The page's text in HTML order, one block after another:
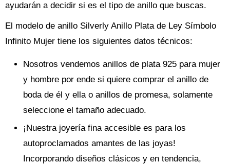
ayudarán a decidir si es el tipo de anillo que buscas.
El modelo de anillo Silverly Anillo Plata de Ley Símbolo
Infinito Mujer tiene los siguientes datos técnicos:
Nosotros vendemos anillos de plata 925 para mujer
y hombre por ende si quiere comprar el anillo de
boda de él y ella o anillos de promesa, solamente
seleccione el tamaño adecuado.
¡Nuestra joyería fina accesible es para los
autoproclamados amantes de las joyas!
Incorporando diseños clásicos y en tendencia,